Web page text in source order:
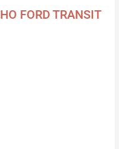
FORD TRANSIT